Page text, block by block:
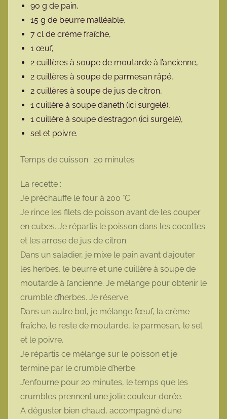
90 g de pain,
15 g de beurre malléable,
7 cl de crème fraîche,
1 œuf,
2 cuillères à soupe de moutarde à l’ancienne,
2 cuillères à soupe de parmesan râpé,
2 cuillères à soupe de jus de citron,
1 cuillère à soupe d’aneth (ici surgelé),
1 cuillère à soupe d’estragon (ici surgelé),
sel et poivre.
Temps de cuisson : 20 minutes
La recette :
Je préchauffe le four à 200 °C.
Je rince les filets de poisson avant de les couper
en cubes. Je répartis le poisson dans les cocottes
et les arrose de jus de citron.
Dans un saladier, je mixe le pain avant d’ajouter
les herbes, le beurre et une cuillère à soupe de
moutarde à l’ancienne. Je mélange pour obtenir le
crumble d’herbes. Je réserve.
Dans un autre bol, je mélange l’œuf, la crème
fraîche, le reste de moutarde, le parmesan, le sel
et le poivre.
Je répartis ce mélange sur le poisson et je
termine par le crumble d’herbe.
J’enfourne pour 20 minutes, le temps que les
crumbles prennent une jolie couleur dorée.
A déguster bien chaud, accompagné d’une